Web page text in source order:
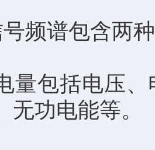
谱包含两种
包括电压、
无功电能等。